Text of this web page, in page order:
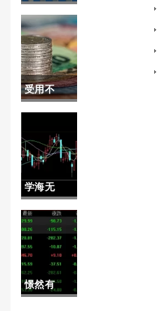
多！美精
铜一个点
多少钱(更
好地应对
并实现投
资目标)
受用不
尽！股指
期货如何
网上开户
(股指期货
怎么开通
需要多少
资金)
学海无
涯！国际
期货手续
费套利：
解析与应
憬然有